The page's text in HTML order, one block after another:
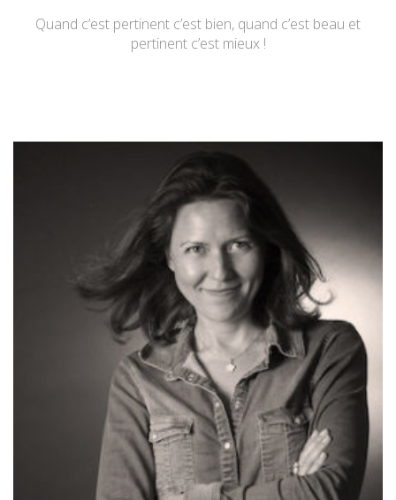
Quand c’est pertinent c’est bien, quand c’est beau et
pertinent c’est mieux !